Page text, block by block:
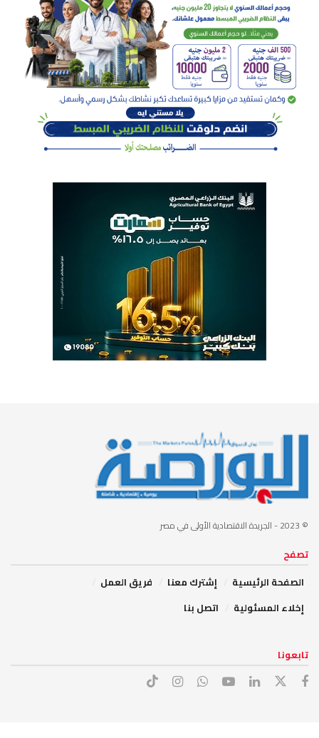
© 2023 - الجريدة الاقتصادية الأولى في مصر
تصفح
الصفحة الرئيسية
إشترك معنا
فريق العمل
إخلاء المسئولية
اتصل بنا
تابعونا